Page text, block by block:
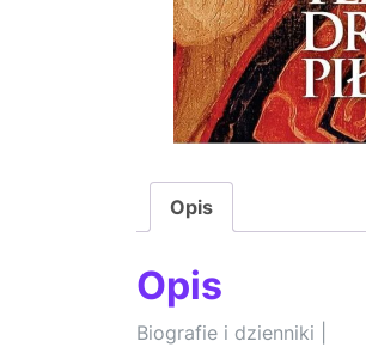
Opis
Opis
Biografie i dzienniki |